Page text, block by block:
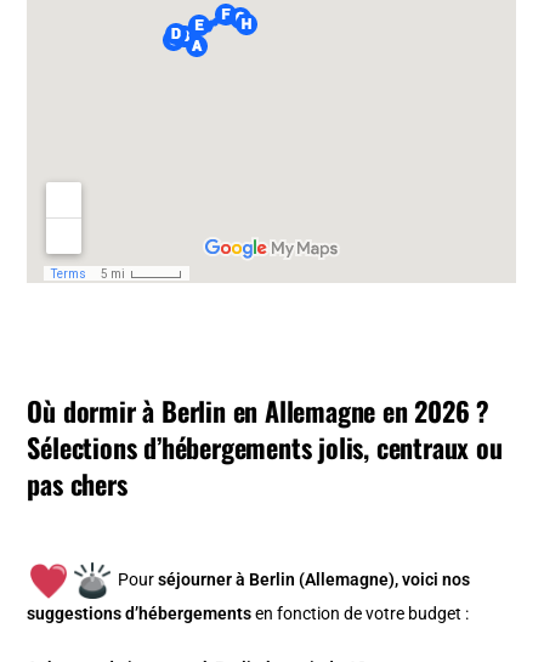
Où dormir à Berlin en Allemagne en 2026 ?
Sélections d’hébergements jolis, centraux ou
pas chers
Pourséjourner à Berlin (Allemagne), voici nos
suggestions d’hébergements en fonction de votre budget :